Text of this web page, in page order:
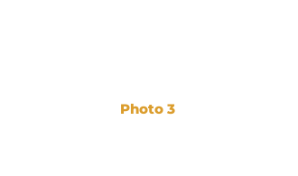
Photo 3